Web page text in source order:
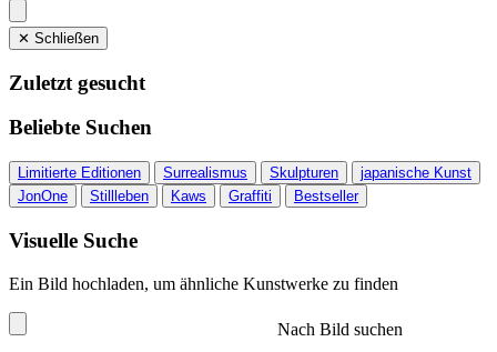
✕ Schließen
Zuletzt gesucht
Beliebte Suchen
Limitierte Editionen Surrealismus Skulpturen
japanische Kunst
JonOne
Stillleben Kaws Graffiti Bestseller
Visuelle Suche
Ein Bild hochladen, um ähnliche Kunstwerke zu finden
Nach Bild suchen